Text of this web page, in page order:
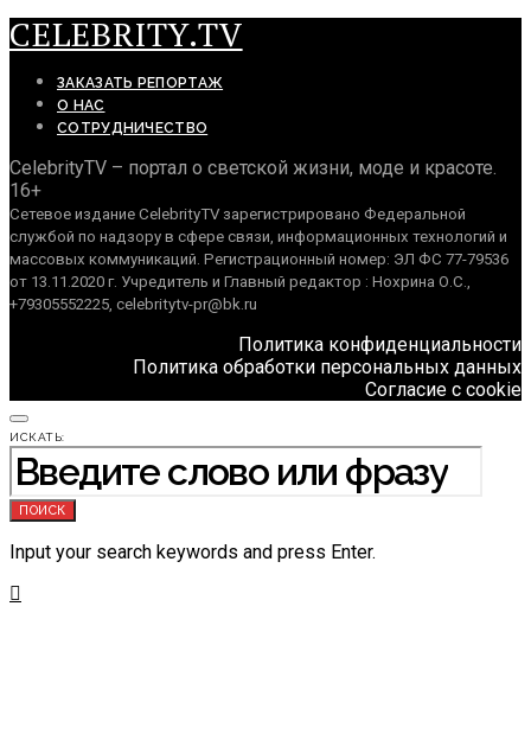
CELEBRITY.TV
ЗАКАЗАТЬ РЕПОРТАЖ
О НАС
СОТРУДНИЧЕСТВО
CelebrityTV – портал о светской жизни, моде и красоте.
16+
Сетевое издание CelebrityTV зарегистрировано Федеральной
службой по надзору в сфере связи, информационных технологий и
массовых коммуникаций. Регистрационный номер: ЭЛ ФС 77-79536
от 13.11.2020 г. Учредитель и Главный редактор : Нохрина О.С.,
+79305552225, celebritytv-pr@bk.ru
Политика конфиденциальности
Политика обработки персональных данных
Согласие с cookie
ИСКАТЬ:
ПОИСК
Input your search keywords and press Enter.